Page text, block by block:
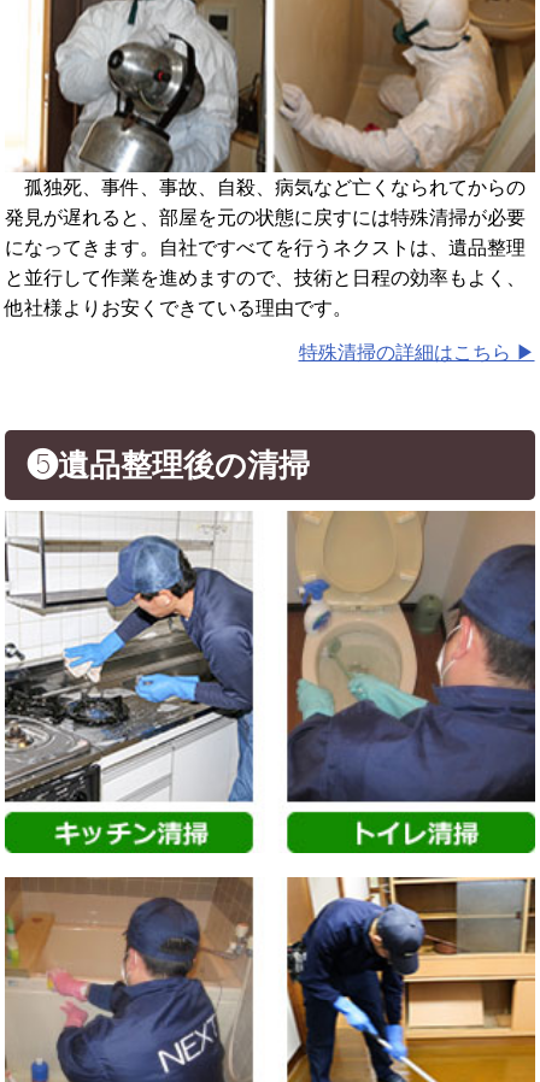
孤独死、事件、事故、自殺、病気など亡くなられてからの
発見が遅れると、部屋を元の状態に戻すには特殊清掃が必要
になってきます。自社ですべてを行うネクストは、遺品整理
と並行して作業を進めますので、技術と日程の効率もよく、
他社様よりお安くできている理由です。
特殊清掃の詳細はこちら ▶︎
❺遺品整理後の清掃